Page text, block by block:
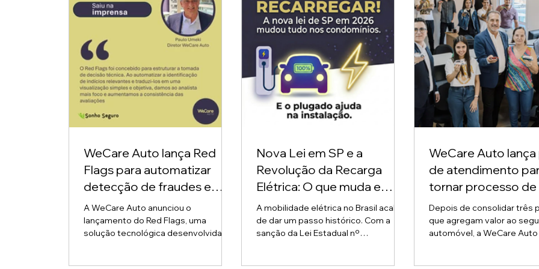
WeCare Auto lança Red
Flags para automatizar
detecção de fraudes e
priorizar análise de sinistros
A WeCare Auto anunciou o
lançamento do Red Flags, uma
solução tecnológica desenvolvida
Nova Lei em SP e a
Revolução da Recarga
Elétrica: O que muda e
como o Plugado facilita
sua transição.
A mobilidade elétrica no Brasil acaba
de dar um passo histórico. Com a
sanção da Lei Estadual nº
WeCare Auto lança
de atendimento
tornar processo de
do seguro auto
transparente ao
consumidor
Depois de consolidar três
que agregam valor ao
automóvel, a WeCare Auto lança